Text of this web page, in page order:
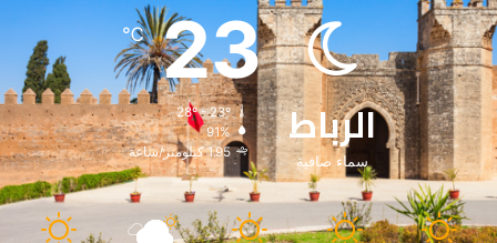
الرباط
سماء صافية
23
℃
28º - 23º
91%
1.95 كيلومتر/ساعة